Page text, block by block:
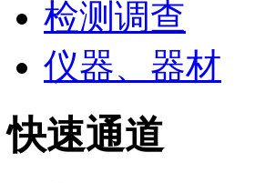
检测调查
仪器、器材
快速通道